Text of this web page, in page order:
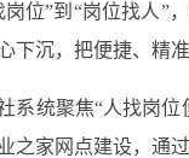
岗位”到“岗位找人”
下沉，把便捷、精
系统聚焦“人找岗
之家网点建设，通